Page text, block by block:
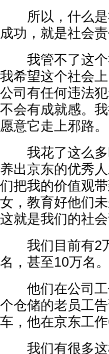
所以，什么是
成功，就是社会责
我管不了这个
我希望这个社会
公司有任何违法
不会有成就感。
愿意它走上邪路。
我花了这么多
养出京东的优秀
们把我的价值观
女，教育好他们
这就是我们的社会
我们目前有2万
名，甚至10万名。
他们在公司工
个仓储的老员工
车，他在京东工
我们有很多这